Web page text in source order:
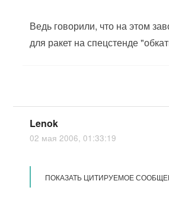
Ведь говорили, что на этом
для ракет на спецстенде
Lenok
02 мая 2006, 01:33:19
ПОКАЗАТЬ ЦИТИРУЕМОЕ